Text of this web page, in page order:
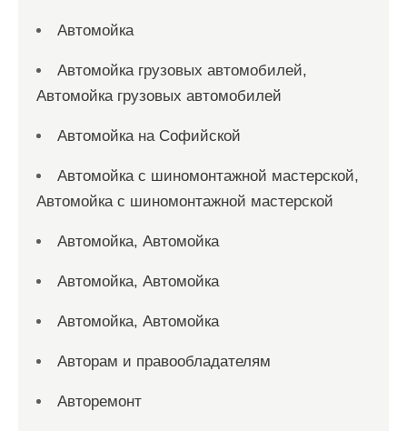
Автомойка
Автомойка грузовых автомобилей,
Автомойка грузовых автомобилей
Автомойка на Софийской
Автомойка с шиномонтажной мастерской,
Автомойка с шиномонтажной мастерской
Автомойка, Автомойка
Автомойка, Автомойка
Автомойка, Автомойка
Авторам и правообладателям
Авторемонт